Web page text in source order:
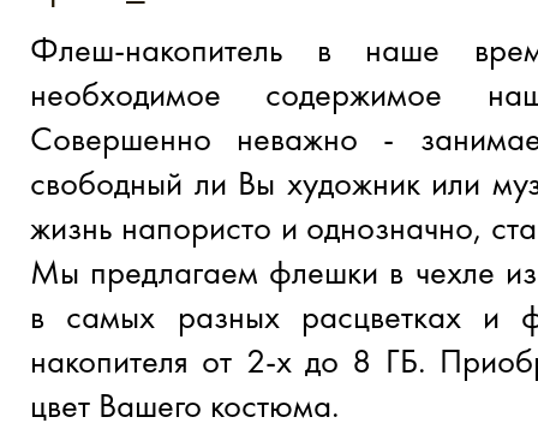
Флеш-накопитель в наше
необходимое содержимое
Совершенно неважно -
свободный ли Вы художник или
жизнь напористо и однозначно,
Мы предлагаем флешки в чехле
в самых разных расцветках и
накопителя от 2-х до 8 ГБ.
цвет Вашего костюма.